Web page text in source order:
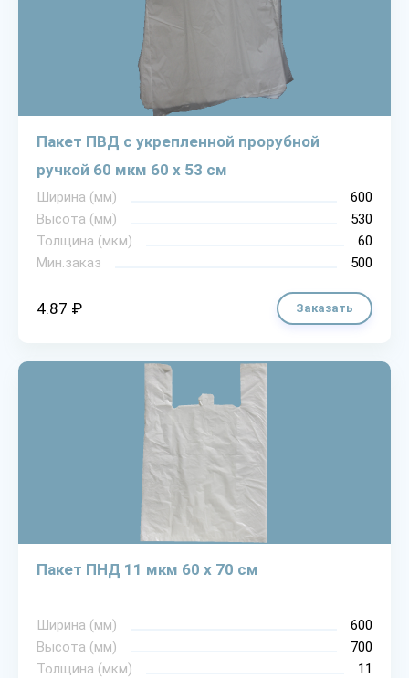
Пакет ПВД с укрепленной прорубной
ручкой 60 мкм 60 х 53 см
Ширина (мм)
600
Высота (мм)
530
Толщина (мкм)
60
Мин.заказ
500
4.87 ₽ Заказать
Пакет ПНД 11 мкм 60 х 70 см
Ширина (мм)
600
Высота (мм)
700
Толщина (мкм)
11